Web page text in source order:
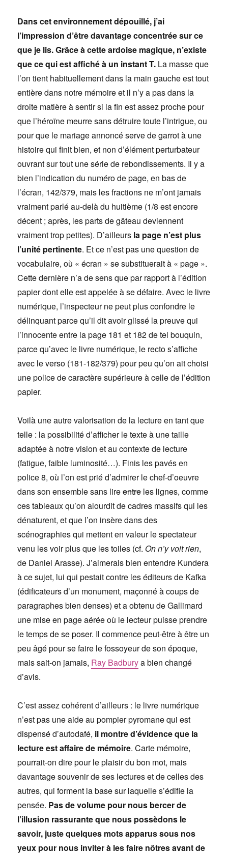
Dans cet environnement dépouillé, j’ai
l’impression d’être davantage concentrée sur ce
que je lis. Grâce à cette ardoise magique, n’existe
que ce qui est affiché à un instant T. La masse que
l’on tient habituellement dans la main gauche est tout
entière dans notre mémoire et il n’y a pas dans la
droite matière à sentir si la fin est assez proche pour
que l’héroïne meurre sans détruire toute l’intrigue, ou
pour que le mariage annoncé serve de garrot à une
histoire qui finit bien, et non d’élément perturbateur
ouvrant sur tout une série de rebondissements. Il y a
bien l’indication du numéro de page, en bas de
l’écran, 142/379, mais les fractions ne m’ont jamais
vraiment parlé au-delà du huitième (1/8 est encore
décent ; après, les parts de gâteau deviennent
vraiment trop petites). D’ailleurs la page n’est plus
l’unité pertinente. Et ce n’est pas une question de
vocabulaire, où « écran » se substituerait à « page ».
Cette dernière n’a de sens que par rapport à l’édition
papier dont elle est appelée à se défaire. Avec le livre
numérique, l’inspecteur ne peut plus confondre le
délinquant parce qu’il dit avoir glissé la preuve qui
l’innocente entre la page 181 et 182 de tel bouquin,
parce qu’avec le livre numérique, le recto s’affiche
avec le verso (181-182/379) pour peu qu’on ait choisi
une police de caractère supérieure à celle de l’édition
papier.
Voilà une autre valorisation de la lecture en tant que
telle : la possibilité d’afficher le texte à une taille
adaptée à notre vision et au contexte de lecture
(fatigue, faible luminosité…). Finis les pavés en
police 8, où l’on est prié d’admirer le chef-d’oeuvre
dans son ensemble sans lireentreles lignes, comme
ces tableaux qu’on alourdit de cadres massifs qui les
dénaturent, et que l’on insère dans des
scénographies qui mettent en valeur le spectateur
venu les voir plus que les toiles (cf. On n’y voit rien,
de Daniel Arasse). J’aimerais bien entendre Kundera
à ce sujet, lui qui pestait contre les éditeurs de Kafka
(édificateurs d’un monument, maçonné à coups de
paragraphes bien denses) et a obtenu de Gallimard
une mise en page aérée où le lecteur puisse prendre
le temps de se poser. Il commence peut-être à être un
peu âgé pour se faire le fossoyeur de son époque,
mais sait-on jamais, Ray Badburya bien changé
d’avis.
C’est assez cohérent d’ailleurs : le livre numérique
n’est pas une aide au pompier pyromane qui est
dispensé d’autodafé, il montre d’évidence que la
lecture est affaire de mémoire. Carte mémoire,
pourrait-on dire pour le plaisir du bon mot, mais
davantage souvenir de ses lectures et de celles des
autres, qui forment la base sur laquelle s’édifie la
pensée. Pas de volume pour nous bercer de
l’illusion rassurante que nous possèdons le
savoir, juste quelques mots apparus sous nos
yeux pour nous inviter à les faire nôtres avant de